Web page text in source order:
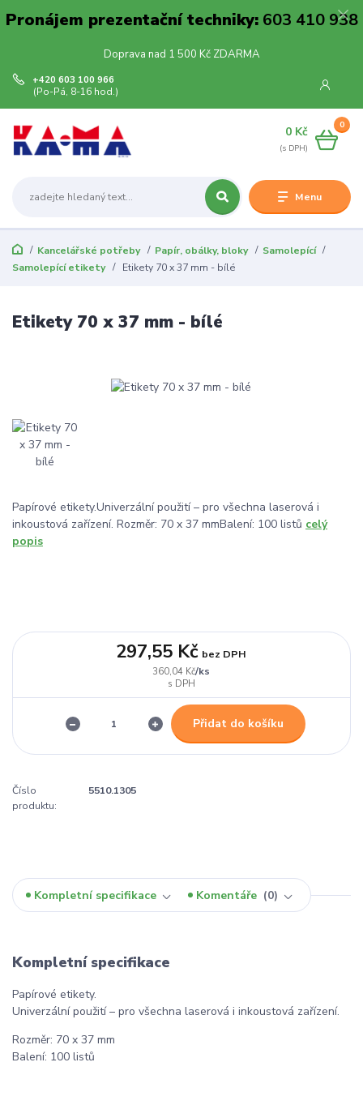
Pronájem prezentační techniky:603 410 938
Doprava nad 1 500 Kč ZDARMA
Menu
+420 603 100 966
(Po-Pá, 8-16 hod.)
0
0 Kč
Kancelářské potřeby Papír, obálky, bloky
Samolepící
Samolepící etikety
Etikety 70 x 37 mm - bílé
Etikety 70 x 37 mm - bílé
Papírové etikety.Univerzální použití – pro všechna laserová i
inkoustová zařízení. Rozměr: 70 x 37 mmBalení: 100 listů celý
popis
360,04 Kč/ks
297,55 Kč bez DPH
Přidat do košíku
Číslo
produktu:
5510.1305
Kompletní specifikace Komentáře 0
Kompletní specifikace
Papírové etikety.
Univerzální použití – pro všechna laserová i inkoustová zařízení.
Rozměr: 70 x 37 mm
Balení: 100 listů